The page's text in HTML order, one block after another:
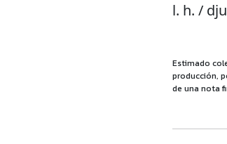
l. h. / dju
Estimado
producción,
de una nota